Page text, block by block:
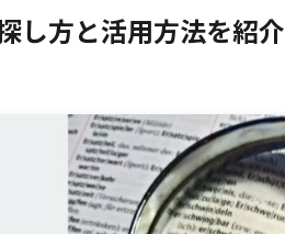
し方と活用方法を紹介